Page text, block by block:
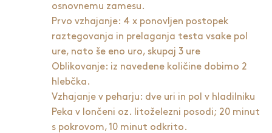
osnovnemu zamesu.
Prvo vzhajanje: 4 x ponovljen postopek
raztegovanja in prelaganja testa vsake pol
ure, nato še eno uro, skupaj 3 ure
Oblikovanje: iz navedene količine dobimo 2
hlebčka.
Vzhajanje v peharju: dve uri in pol v hladilniku
Peka v lončeni oz. litoželezni posodi; 20 minut
s pokrovom, 10 minut odkrito.